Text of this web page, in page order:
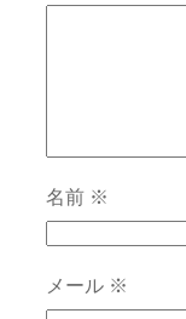
名前 ※
メール ※